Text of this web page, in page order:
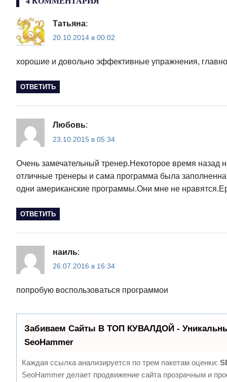
Татьяна:
20.10.2014 в 00:02
хорошие и довольно эффективные упражнения,
ОТВЕТИТЬ
Любовь:
23.10.2015 в 05:34
Очень замечательный тренер.Некоторое время назад
отличные тренеры и сама программа была заполненна
одни американские программы.Они мне не
ОТВЕТИТЬ
наиль:
26.07.2016 в 16:34
попробую воспользоваться программои
Забиваем Сайты В ТОП КУВАЛДОЙ -
SeoHammer
Каждая ссылка анализируется по трем пакетам оценки:
SeoHammer делает продвижение сайта прозрачным и